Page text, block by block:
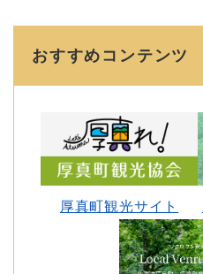
おすすめコンテンツ
厚真町観光サイト